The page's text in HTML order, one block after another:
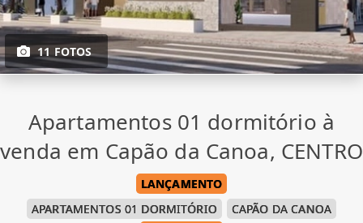
11 FOTOS
Apartamentos 01 dormitório à
venda em Capão da Canoa, CENTRO
LANÇAMENTO
APARTAMENTOS 01 DORMITÓRIO
CAPÃO DA CANOA